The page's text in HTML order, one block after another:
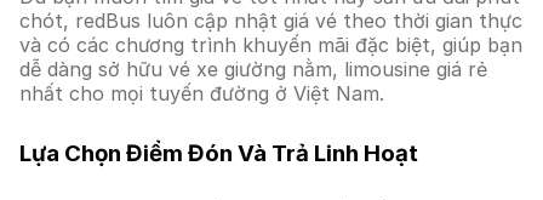
chót, redBus luôn cập nhật giá vé theo thời gian thực
và có các chương trình khuyến mãi đặc biệt, giúp bạn
dễ dàng sở hữu vé xe giường nằm, limousine giá rẻ
nhất cho mọi tuyến đường ở Việt Nam.
Lựa Chọn Điểm Đón Và Trả Linh Hoạt